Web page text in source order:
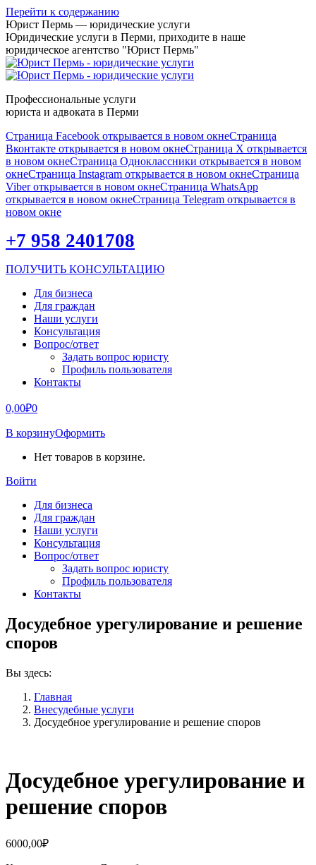
Перейти к содержанию
Юрист Пермь — юридические услуги
Юридические услуги в Перми, приходите в наше
юридическое агентство "Юрист Пермь"
Профессиональные услуги
юриста и адвоката в Перми
Страница Facebook открывается в новом окнеСтраница
Вконтакте открывается в новом окнеСтраница X открывается
в новом окнеСтраница Одноклассники открывается в новом
окнеСтраница Instagram открывается в новом окнеСтраница
Viber открывается в новом окнеСтраница WhatsApp
открывается в новом окнеСтраница Telegram открывается в
новом окне
+7 958 2401708
ПОЛУЧИТЬ КОНСУЛЬТАЦИЮ
Для бизнеса
Для граждан
Наши услуги
Консультация
Вопрос/ответ
Задать вопрос юристу
Профиль пользователя
Контакты
0,00₽0
В корзинуОформить
Нет товаров в корзине.
Войти
Для бизнеса
Для граждан
Наши услуги
Консультация
Вопрос/ответ
Задать вопрос юристу
Профиль пользователя
Контакты
Досудебное урегулирование и решение
споров
Вы здесь:
Главная
Внесудебные услуги
Досудебное урегулирование и решение споров
Досудебное урегулирование и
решение споров
6000,00₽